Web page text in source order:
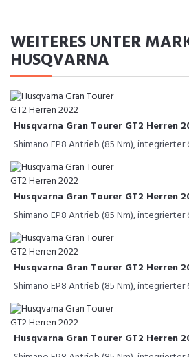
WEITERES UNTER
HUSQVARNA
Husqvarna Gran Tourer GT2 Herren
Shimano EP8 Antrieb (85 Nm), integrierter
Husqvarna Gran Tourer GT2 Herren
Shimano EP8 Antrieb (85 Nm), integrierter
Husqvarna Gran Tourer GT2 Herren
Shimano EP8 Antrieb (85 Nm), integrierter
Husqvarna Gran Tourer GT2 Herren